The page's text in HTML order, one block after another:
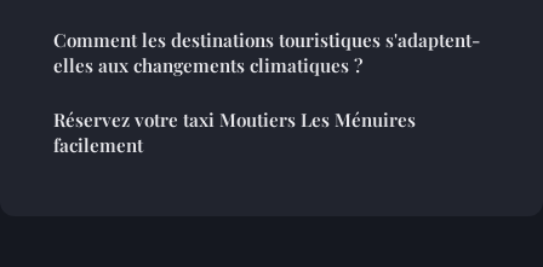
Comment les destinations touristiques s'adaptent-
elles aux changements climatiques ?
Réservez votre taxi Moutiers Les Ménuires
facilement